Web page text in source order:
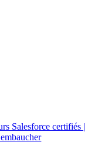
Salesforce certifiés |